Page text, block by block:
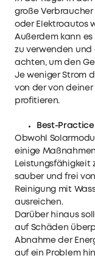
große
oder Elektroautos
Außerdem kann
zu verwenden und
achten, um den
Je weniger Strom
von der von deiner
profitieren.
Best-
Obwohl
einige
Leistungsfähigkeit
sauber und frei
Reinigung mit
ausreichen.
Darüber hinaus
auf Schäden
Abnahme der
auf ein Problem